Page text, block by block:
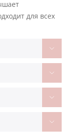
для всех